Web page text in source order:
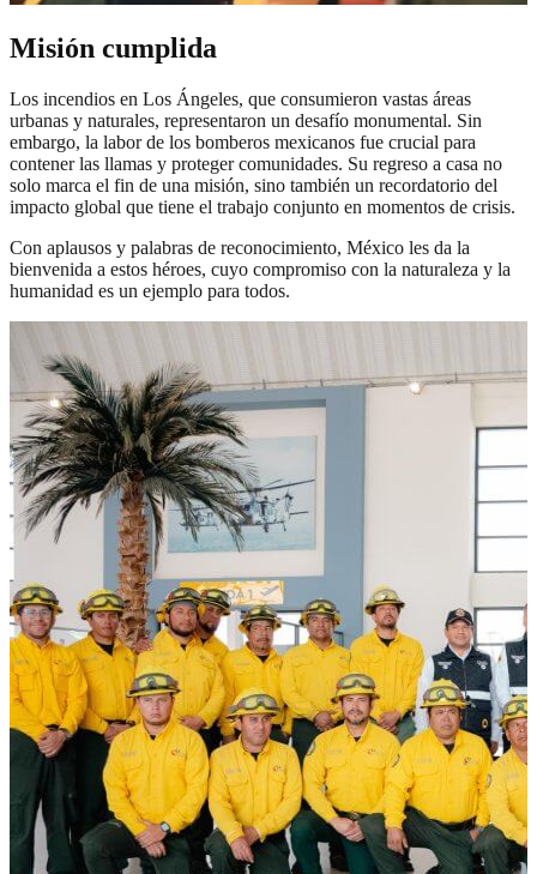
Misión cumplida
Los incendios en Los Ángeles, que consumieron vastas áreas
urbanas y naturales, representaron un desafío monumental. Sin
embargo, la labor de los bomberos mexicanos fue crucial para
contener las llamas y proteger comunidades. Su regreso a casa no
solo marca el fin de una misión, sino también un recordatorio del
impacto global que tiene el trabajo conjunto en momentos de crisis.
Con aplausos y palabras de reconocimiento, México les da la
bienvenida a estos héroes, cuyo compromiso con la naturaleza y la
humanidad es un ejemplo para todos.